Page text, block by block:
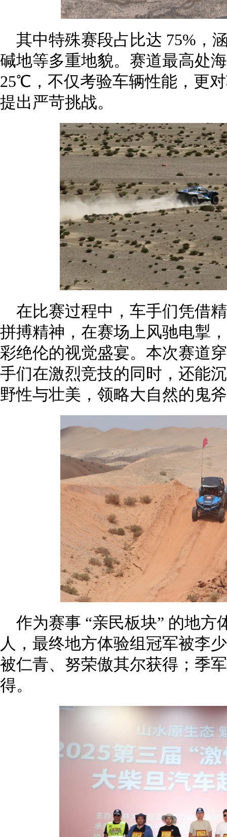
其中特殊赛段占比达 75%，
碱地等多重地貌。赛道最高处
25℃，不仅考验车辆性能，更
提出严苛挑战。
在比赛过程中，车手们凭借
拼搏精神，在赛场上风驰电掣
彩绝伦的视觉盛宴。本次赛道
手们在激烈竞技的同时，还能
野性与壮美，领略大自然的鬼
作为赛事 “亲民板块” 的地方
人，最终地方体验组冠军被李
被仁青、努荣傲其尔获得；季
得。